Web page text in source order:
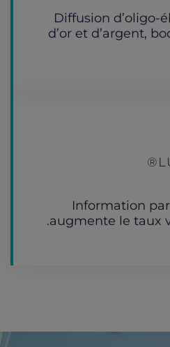
Diffusion d’oligo-
d’or et d’argent,
Information
augmente le taux